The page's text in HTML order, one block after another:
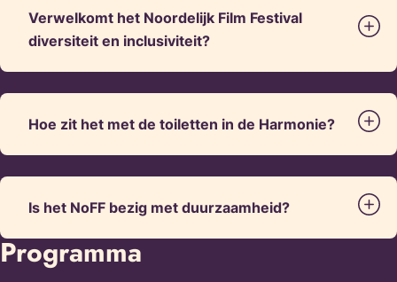
Verwelkomt het Noordelijk Film Festival
diversiteit en inclusiviteit?
Hoe zit het met de toiletten in de Harmonie?
Is het NoFF bezig met duurzaamheid?
Programma